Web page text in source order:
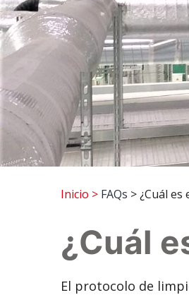
Inicio > FAQs > ¿Cuál
¿Cuál
El protocolo de